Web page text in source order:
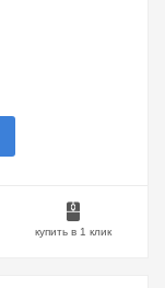
купить в 1 клик